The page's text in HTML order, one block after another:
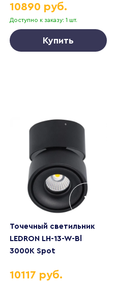
Доступно к заказу: 1 шт.
10890 руб.
Купить
Точечный светильник
LEDRON LH-13-W-Bl
3000K Spot
10117 руб.